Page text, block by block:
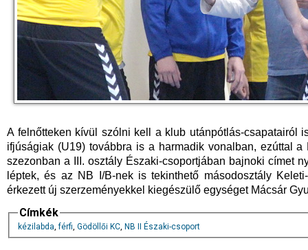
A felnőtteken kívül szólni kell a klub utánpótlás-csapatairól
ifjúságiak (U19) továbbra is a harmadik vonalban, ezúttal
szezonban a III. osztály Északi-csoportjában bajnoki címet
léptek, és az NB I/B-nek is tekinthető másodosztály
érkezett új szerzeményekkel kiegészülő egységet Mácsár
Címkék
kézilabda,férfi, Gödöllői KC, NB II Északi-csoport